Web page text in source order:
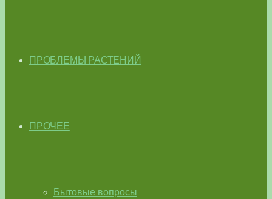
ПРОБЛЕМЫ РАСТЕНИЙ
ПРОЧЕЕ
Бытовые вопросы